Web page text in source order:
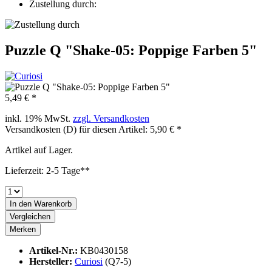
Zustellung durch:
Puzzle Q "Shake-05: Poppige Farben 5"
5,49 € *
inkl. 19% MwSt. zzgl. Versandkosten
Versandkosten (D) für diesen Artikel: 5,90 € *
Artikel auf Lager.
Lieferzeit: 2-5 Tage**
In den Warenkorb
Vergleichen
Merken
Artikel-Nr.: KB0430158
Hersteller: Curiosi (Q7-5)